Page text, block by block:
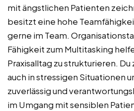
mit ängstlichen Patienten
besitzt eine hohe
gerne im Team.
Fähigkeit zum Multitasking
Praxisalltag zu strukturieren.
auch in stressigen Situationen
zuverlässig und
im Umgang mit sensiblen